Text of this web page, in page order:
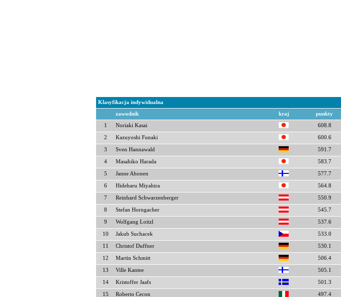
Klasyfikacja indywidualna
zawodnik kraj punkty
1 Noriaki Kasai 608.8
2 Kazuyoshi Funaki 600.6
3 Sven Hannawald 591.7
4 Masahiko Harada 583.7
5 Janne Ahonen 577.7
6 Hideharu Miyahira 564.8
7 Reinhard Schwarzenberger 550.9
8 Stefan Horngacher 545.7
9 Wolfgang Loitzl 537.6
10 Jakub Suchacek 533.0
11 Christof Duffner 530.1
12 Martin Schmitt 506.4
13 Ville Kantee 505.1
14 Kristoffer Jaafs 501.3
15 Roberto Cecon 497.4